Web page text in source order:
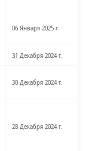
06 Января 2025 г.
31 Декабря 2024 г.
30 Декабря 2024 г.
28 Декабря 2024 г.